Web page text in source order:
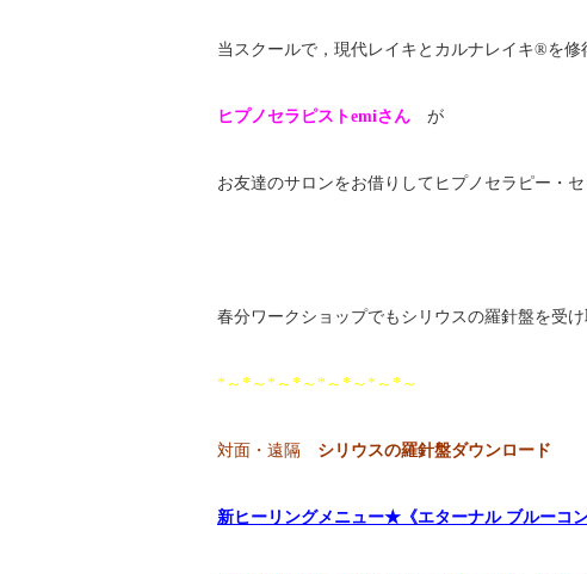
当スクールで，現代レイキとカルナレイキ®を修
ヒプノセラピストemiさん が
お友達のサロンをお借りしてヒプノセラピー・セ
春分ワークショップでもシリウスの羅針盤を受け
*～*～*～*～*～*～*～*～
対面・遠隔 シリウスの羅針盤ダウンロード
新ヒーリングメニュー★《エターナル ブルーコン